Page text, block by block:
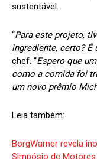
sustentável.
“Para este projeto,
ingrediente, certo?
chef. “Espero que
como a comida foi
um novo prêmio
Leia também:
BorgWarner revela
Simpósio de Motores